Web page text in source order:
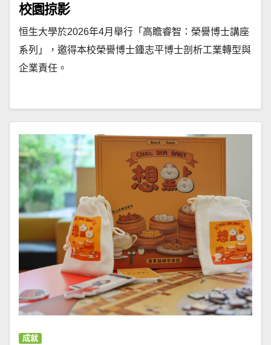
校園掠影
恒生大學於2026年4月舉行「高瞻睿智：榮譽博士講座
系列」，邀得本校榮譽博士鍾志平博士剖析工業轉型與
企業責任。
成就